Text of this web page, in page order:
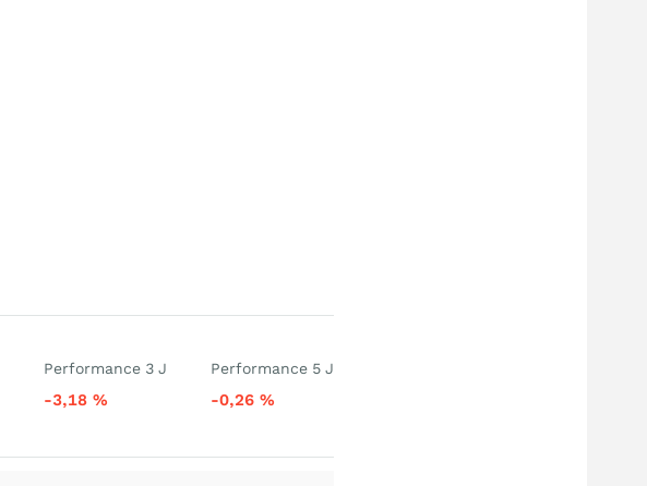
Performance 3 J
-3,18%
Performance 5 J
-0,26 %